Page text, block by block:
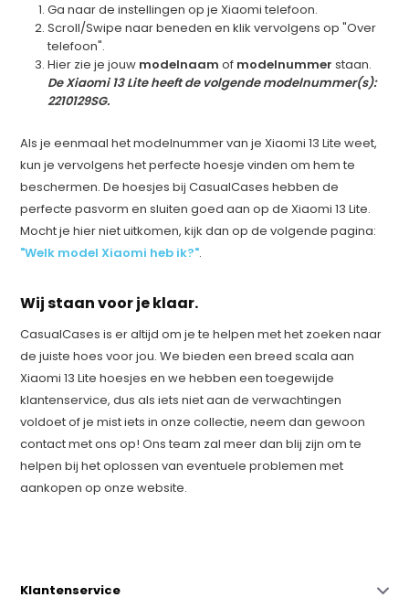
Ga naar de instellingen op je Xiaomi telefoon.
Scroll/Swipe naar beneden en klik vervolgens op "Over
telefoon".
Hier zie je jouw modelnaam of modelnummer staan.
De Xiaomi 13 Lite heeft de volgende modelnummer(s):
2210129SG.
Als je eenmaal het modelnummer van je Xiaomi 13 Lite weet,
kun je vervolgens het perfecte hoesje vinden om hem te
beschermen. De hoesjes bij CasualCases hebben de
perfecte pasvorm en sluiten goed aan op de Xiaomi 13 Lite.
Mocht je hier niet uitkomen, kijk dan op de volgende pagina:
"Welk model Xiaomi heb ik?".
Wij staan voor je klaar.
CasualCases is er altijd om je te helpen met het zoeken naar
de juiste hoes voor jou. We bieden een breed scala aan
Xiaomi 13 Lite hoesjes en we hebben een toegewijde
klantenservice, dus als iets niet aan de verwachtingen
voldoet of je mist iets in onze collectie, neem dan gewoon
contact met ons op! Ons team zal meer dan blij zijn om te
helpen bij het oplossen van eventuele problemen met
aankopen op onze website.
Klantenservice